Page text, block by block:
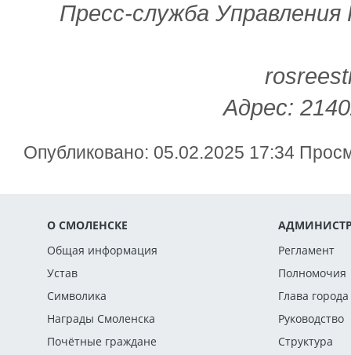
Пресс-служба
Адрес:
Опубликовано: 05.02.2025 17:34
О СМОЛЕНСКЕ
Общая информация
Устав
Символика
Награды Смоленска
Почётные граждане
Регламент
Полномочия
Глава города
Руководство
Структура